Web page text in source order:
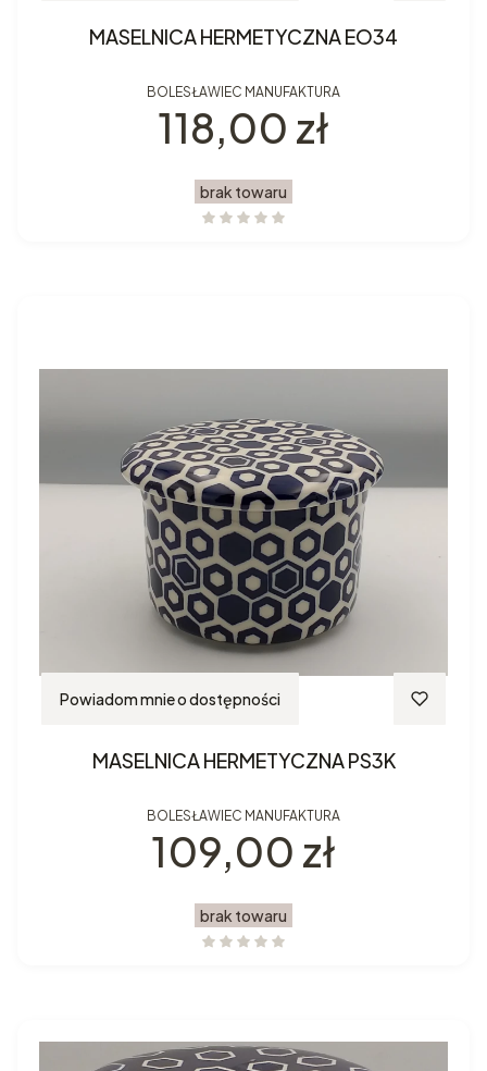
MASELNICA HERMETYCZNA EO34
BOLESŁAWIEC MANUFAKTURA
Cena
118,00 zł
brak towaru
Powiadom mnie o dostępności
MASELNICA HERMETYCZNA PS3K
BOLESŁAWIEC MANUFAKTURA
Cena
109,00 zł
brak towaru